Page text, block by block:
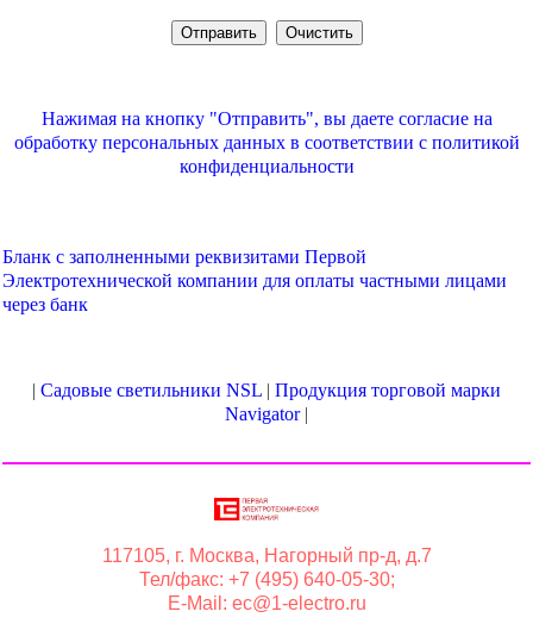
Нажимая на кнопку "Отправить", вы даете согласие на
обработку персональных данных в соответствии с политикой
конфиденциальности
Бланк с заполненными реквизитами Первой
Электротехнической компании для оплаты частными лицами
через банк
| Садовые светильники NSL | Продукция торговой марки
Navigator|
117105, г. Москва, Нагорный пр-д, д.7
Тел/факс: +7 (495) 640-05-30;
E-Mail: ec@1-electro.ru